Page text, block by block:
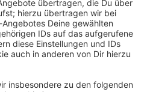
Dafür hängen
in Grevenbroich kleine
Video Kraftfahrzeuge alle
heißt es von der Stadt. Bis
laufe die Zählung.
plant die zuständige